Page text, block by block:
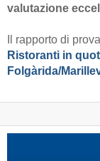
valutazione
Il rapporto di
Ristoranti in
Folgàrida/​